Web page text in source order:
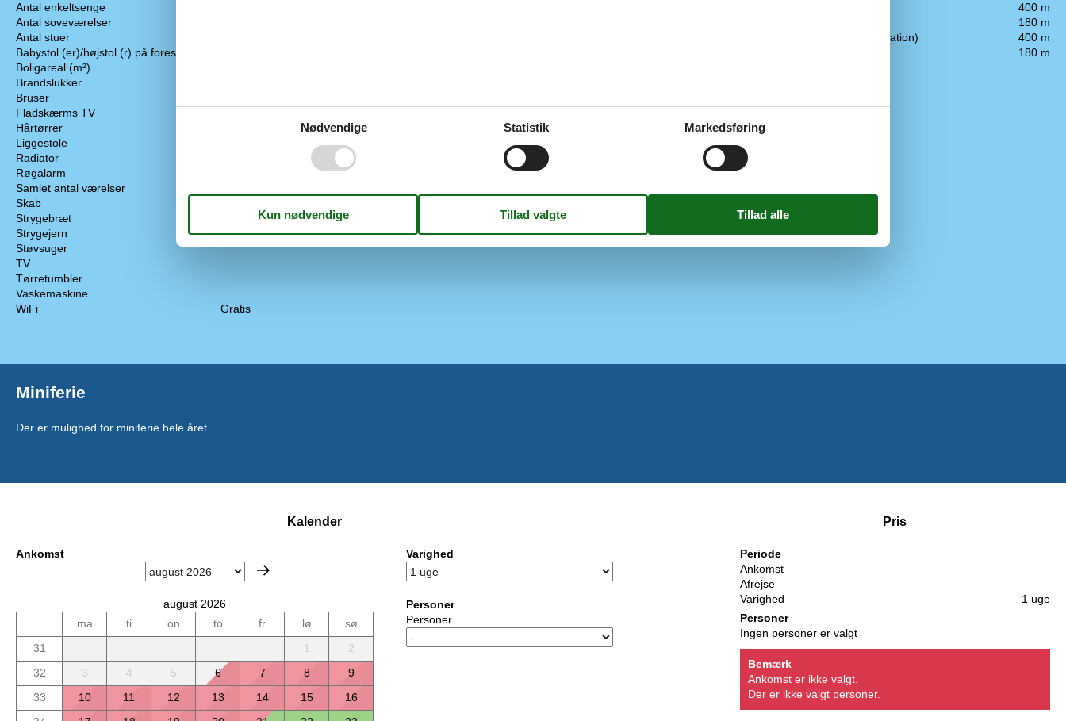
Antal enkeltsenge
Antal soveværelser
Antal stuer
Babystol (er)/højstol (r) på forespørgsel
Boligareal (m²)
Brandslukker
Bruser
Fladskærms TV
Hårtørrer
Liggestole
Radiator
Røgalarm
Samlet antal værelser
Skab
Strygebræt
Strygejern
Støvsuger
TV
Tørretumbler
Vaskemaskine
WiFi
Gratis
Ovn
Sandwich maker
Toaster
Vinglas
Huset er for ikke-rygere
Huset er ikke egnet til grupper af unge
Strand
Diverse
Privat indgang
400 m
180 m
Togstop (lille station)
400 m
180 m
Miniferie
Der er mulighed for miniferie hele året.
Kalender
Ankomst
august 2026
ma
ti on to fr lø
sø
31
1
2
32
3 4 5 6 7 8
9
33
10 11 12 13 14 15
16
Varighed
Personer
Personer
Pris
Periode
Ankomst
Afrejse
Varighed
1 uge
Personer
Ingen personer er valgt
Bemærk
Ankomst er ikke valgt.
Der er ikke valgt personer.
Nødvendige Statistik Markedsføring